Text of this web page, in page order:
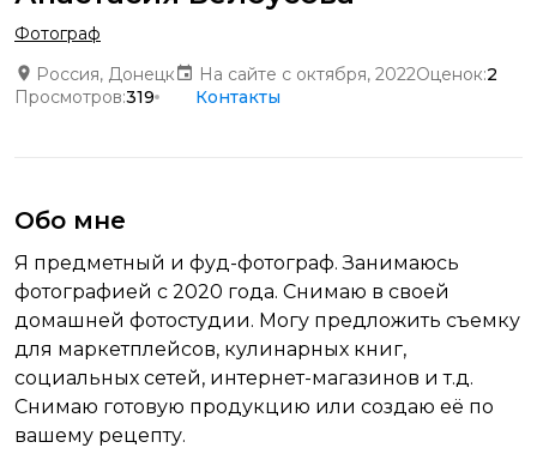
Фотограф
Россия, Донецк
На сайте с октября, 2022Оценок:2
Просмотров:319 Контакты
Обо мне
Я предметный и фуд-фотограф. Занимаюсь
фотографией с 2020 года. Снимаю в своей
домашней фотостудии. Могу предложить съемку
для маркетплейсов, кулинарных книг,
социальных сетей, интернет-магазинов и т.д.
Снимаю готовую продукцию или создаю её по
вашему рецепту.